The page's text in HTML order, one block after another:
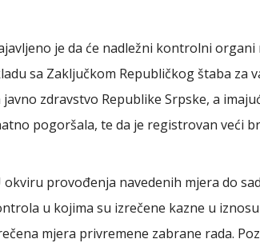
je da će nadležni kontrolni
sa Zaključkom Republičkog štaba
javno zdravstvo Republike Srpske, a
pogoršala, te da je registrovan veći
okviru provođenja navedenih mjera do
u kojima su izrečene kazne u
mjera privremene zabrane rada.